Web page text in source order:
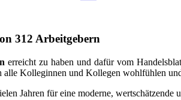
312 Arbeitgebern
erreicht zu haben und dafür vom
Kolleginnen und Kollegen wohlfühlen
Jahren für eine moderne,